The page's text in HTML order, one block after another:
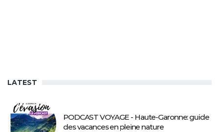
LATEST
PODCAST VOYAGE - Haute-Garonne: guide
des vacances en pleine nature